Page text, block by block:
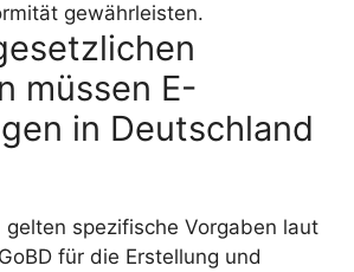
gewährleisten.
müssen E-
in Deutschland
gelten spezifische Vorgaben laut
für die Erstellung und